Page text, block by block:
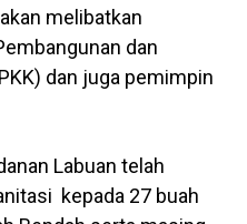
melibatkan
dan
dan juga pemimpin
Labuan telah
kepada 27 buah